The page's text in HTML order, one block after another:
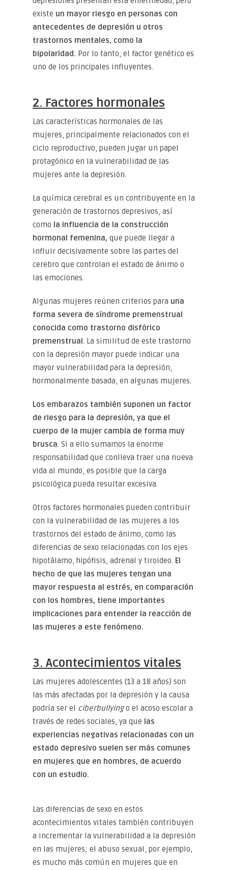
existe un mayor riesgo en personas con
antecedentes de depresión u otros
trastornos mentales, como la
bipolaridad. Por lo tanto, el factor genético es
uno de los principales influyentes.
2. Factores hormonales
Las características hormonales de las
mujeres, principalmente relacionados con el
ciclo reproductivo, pueden jugar un papel
protagónico en la vulnerabilidad de las
mujeres ante la depresión.
La química cerebral es un contribuyente en la
generación de trastornos depresivos, así
como la influencia de la construcción
hormonal femenina, que puede llegar a
influir decisivamente sobre las partes del
cerebro que controlan el estado de ánimo o
las emociones.
Algunas mujeres reúnen criterios para una
forma severa de síndrome premenstrual
conocida como trastorno disfórico
premenstrual. La similitud de este trastorno
con la depresión mayor puede indicar una
mayor vulnerabilidad para la depresión,
hormonalmente basada, en algunas mujeres.
Los embarazos también suponen un factor
de riesgo para la depresión, ya que el
cuerpo de la mujer cambia de forma muy
brusca. Si a ello sumamos la enorme
responsabilidad que conlleva traer una nueva
vida al mundo, es posible que la carga
psicológica pueda resultar excesiva.
Otros factores hormonales pueden contribuir
con la vulnerabilidad de las mujeres a los
trastornos del estado de ánimo, como las
diferencias de sexo relacionadas con los ejes
hipotálamo, hipófisis, adrenal y tiroideo. El
hecho de que las mujeres tengan una
mayor respuesta al estrés, en comparación
con los hombres, tiene importantes
implicaciones para entender la reacción de
las mujeres a este fenómeno.
3. Acontecimientos vitales
Las mujeres adolescentes (13 a 18 años) son
las más afectadas por la depresión y la causa
podría ser el ciberbullyingo el acoso escolar a
través de redes sociales, ya que las
experiencias negativas relacionadas con un
estado depresivo suelen ser más comunes
en mujeres que en hombres, de acuerdo
con un estudio.
Las diferencias de sexo en estos
acontecimientos vitales también contribuyen
a incrementar la vulnerabilidad a la depresión
en las mujeres; el abuso sexual, por ejemplo,
es mucho más común en mujeres que en